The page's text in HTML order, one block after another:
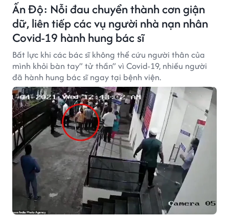
Ấn Độ: Nỗi đau chuyển thành cơn giận
dữ, liên tiếp các vụ người nhà nạn nhân
Covid-19 hành hung bác sĩ
Bất lực khi các bác sĩ không thể cứu người thân của
mình khỏi bàn tay” tử thần” vì Covid-19, nhiều người
đã hành hung bác sĩ ngay tại bệnh viện.